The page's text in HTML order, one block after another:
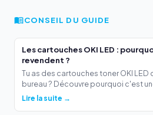
CONSEIL DU GUIDE
Les cartouches OKI LED :
revendent ?
Tu as des cartouches toner OKI LED
bureau ? Découvre pourquoi c'est
Lire la suite →